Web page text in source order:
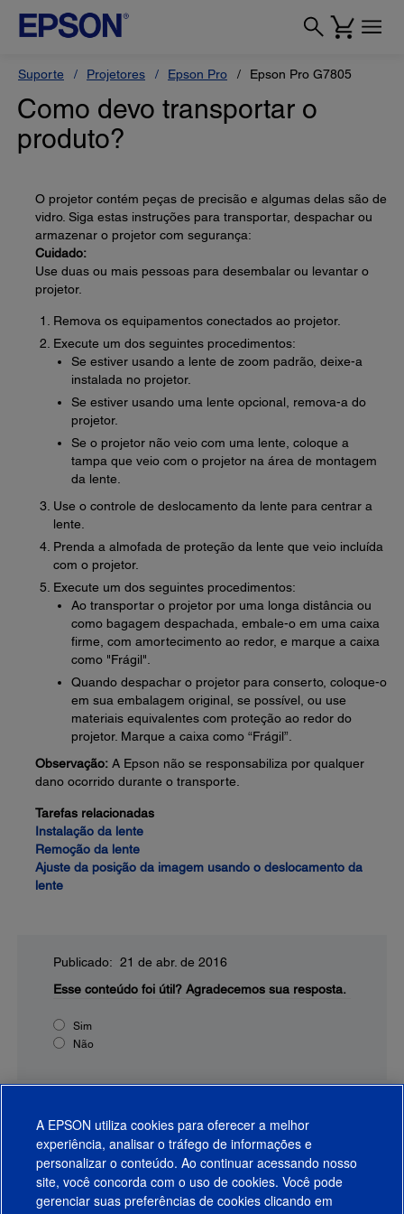
Suporte Projetores Epson Pro Epson Pro G7805
Como devo transportar o
produto?
O projetor contém peças de precisão e algumas delas são de
vidro. Siga estas instruções para transportar, despachar ou
armazenar o projetor com segurança:
Cuidado:
Use duas ou mais pessoas para desembalar ou levantar o
projetor.
Remova os equipamentos conectados ao projetor.
Execute um dos seguintes procedimentos:
Se estiver usando a lente de zoom padrão, deixe-a
instalada no projetor.
Se estiver usando uma lente opcional, remova-a do
projetor.
Se o projetor não veio com uma lente, coloque a
tampa que veio com o projetor na área de montagem
da lente.
Use o controle de deslocamento da lente para centrar a
lente.
Prenda a almofada de proteção da lente que veio incluída
com o projetor.
Execute um dos seguintes procedimentos:
Ao transportar o projetor por uma longa distância ou
como bagagem despachada, embale-o em uma caixa
firme, com amortecimento ao redor, e marque a caixa
como "Frágil".
Quando despachar o projetor para conserto, coloque-o
em sua embalagem original, se possível, ou use
materiais equivalentes com proteção ao redor do
projetor. Marque a caixa como “Frágil”.
Observação: A Epson não se responsabiliza por qualquer
dano ocorrido durante o transporte.
Tarefas relacionadas
Instalação da lente
Remoção da lente
Ajuste da posição da imagem usando o deslocamento da
lente
Publicado: 21 de abr. de 2016
Esse conteúdo foi útil? Agradecemos sua resposta.
Sim
Não
A EPSON utiliza cookies para oferecer a melhor
experiência, analisar o tráfego de informações e
personalizar o conteúdo. Ao continuar acessando nosso
site, você concorda com o uso de cookies. Você pode
gerenciar suas preferências de cookies clicando em